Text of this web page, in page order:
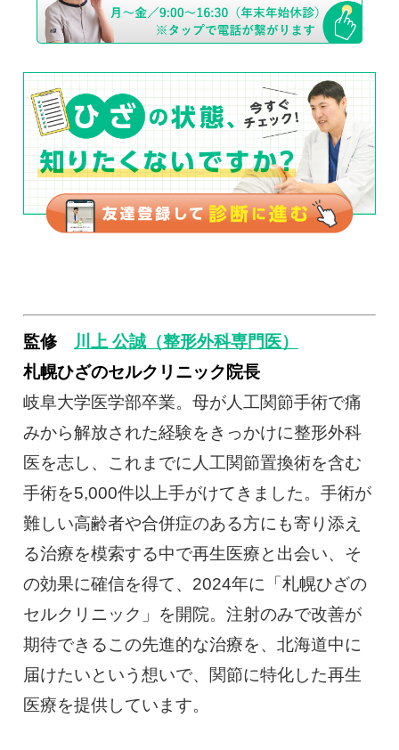
監修
川上 公誠（整形外科専門医）
札幌ひざのセルクリニック院長
岐阜大学医学部卒業。母が人工関節手術で痛
みから解放された経験をきっかけに整形外科
医を志し、これまでに人工関節置換術を含む
手術を5,000件以上手がけてきました。手術が
難しい高齢者や合併症のある方にも寄り添え
る治療を模索する中で再生医療と出会い、そ
の効果に確信を得て、2024年に「札幌ひざの
セルクリニック」を開院。注射のみで改善が
期待できるこの先進的な治療を、北海道中に
届けたいという想いで、関節に特化した再生
医療を提供しています。